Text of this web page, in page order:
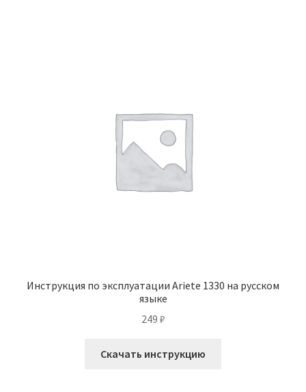
Инструкция по эксплуатации Ariete 1330 на русском
языке
249 ₽
Скачать инструкцию